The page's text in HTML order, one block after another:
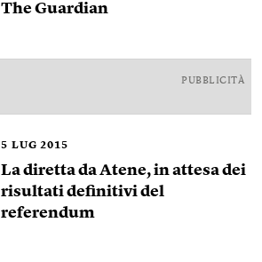
The Guardian
PUBBLICITÀ
5 LUG 2015
La diretta da Atene, in attesa dei
risultati definitivi del
referendum